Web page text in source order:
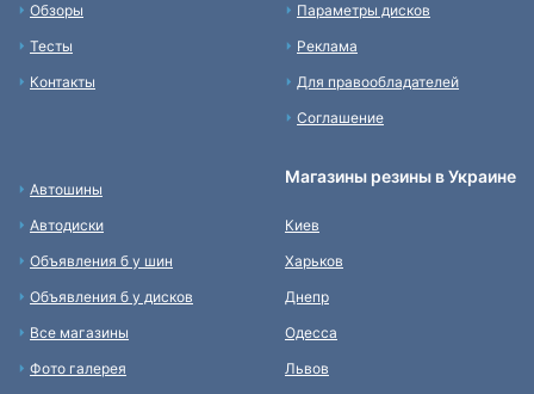
Обзоры
Тесты
Контакты
Параметры дисков
Реклама
Для правообладателей
Соглашение
Автошины
Автодиски
Объявления б у шин
Объявления б у дисков
Все магазины
Фото галерея
Магазины резины в Украине
Киев
Харьков
Днепр
Одесса
Львов